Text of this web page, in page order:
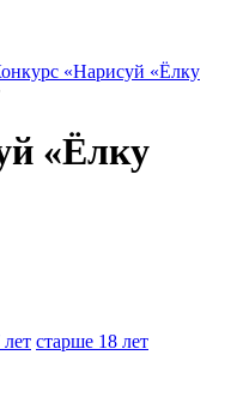
«Нарисуй «Ёлку
«Ёлку
лет старше 18 лет